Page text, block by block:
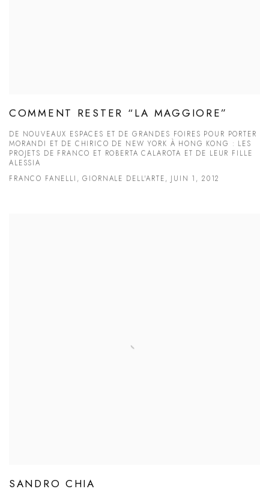
COMMENT RESTER “LA MAGGIORE”
DE NOUVEAUX ESPACES ET DE GRANDES FOIRES POUR PORTER
MORANDI ET DE CHIRICO DE NEW YORK À HONG KONG : LES
PROJETS DE FRANCO ET ROBERTA CALAROTA ET DE LEUR FILLE
ALESSIA
FRANCO FANELLI, GIORNALE DELL'ARTE, JUIN 1, 2012
SANDRO CHIA